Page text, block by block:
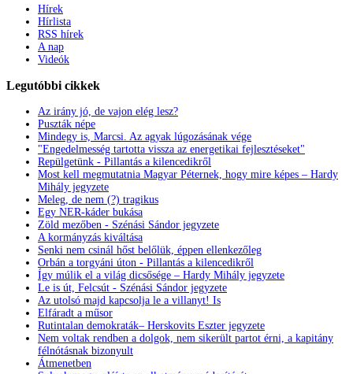
Hírek
Hírlista
RSS hírek
A nap
Videók
Legutóbbi cikkek
Az irány jó, de vajon elég lesz?
Puszták népe
Mindegy is, Marcsi. Az agyak lúgozásának vége
"Engedelmesség tartotta vissza az energetikai fejlesztéseket"
Repülgetünk - Pillantás a kilencedikről
Most kell megmutatnia Magyar Péternek, hogy mire képes – Hardy
Mihály jegyzete
Meleg, de nem (?) tragikus
Egy NER-káder bukása
Zöld mezőben - Szénási Sándor jegyzete
A kormányzás kiváltása
Senki nem csinál hőst belőlük, éppen ellenkezőleg
Orbán a torgyáni úton - Pillantás a kilencedikről
Így múlik el a világ dicsősége – Hardy Mihály jegyzete
Le is út, Felcsút - Szénási Sándor jegyzete
Az utolsó majd kapcsolja le a villanyt! Is
Elfáradt a műsor
Rutintalan demokraták– Herskovits Eszter jegyzete
Nem voltak rendben a dolgok, nem sikerült partot érni, a kapitány
félnótásnak bizonyult
Átmenetben